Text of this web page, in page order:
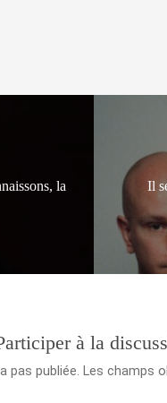
la
Il
à la
pas publiée. Les champs